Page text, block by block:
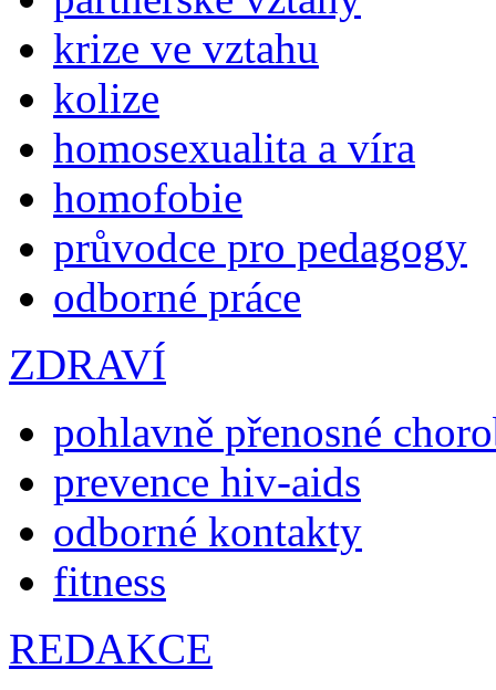
krize ve vztahu
kolize
homosexualita a víra
homofobie
průvodce pro pedagogy
odborné práce
ZDRAVÍ
pohlavně přenosné
prevence hiv-aids
odborné kontakty
fitness
REDAKCE